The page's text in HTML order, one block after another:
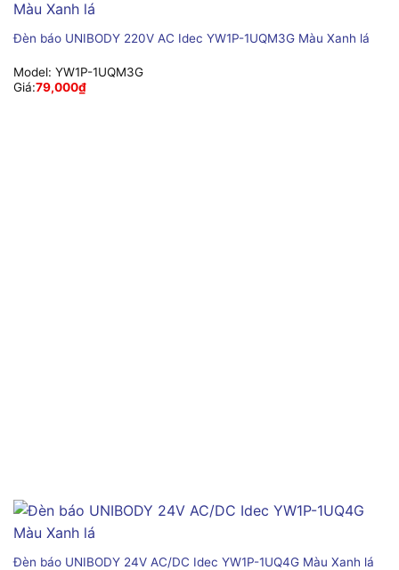
Đèn báo UNIBODY 220V AC Idec YW1P-1UQM3G Màu Xanh lá
Model: YW1P-1UQM3G
Giá:79,000₫
Đèn báo UNIBODY 24V AC/DC Idec YW1P-1UQ4G Màu Xanh lá